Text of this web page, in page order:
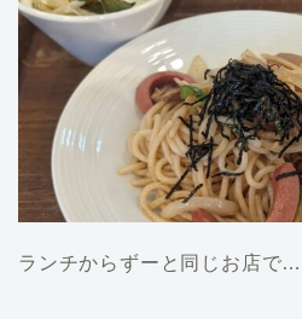
ランチからずーと同じお店で…